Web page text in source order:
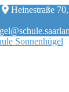
Heinestraße